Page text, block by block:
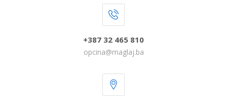
+387 32 465 810
opcina@maglaj.ba